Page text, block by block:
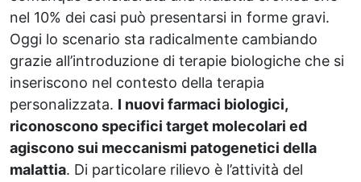
nel 10% dei casi può presentarsi in forme gravi.
Oggi lo scenario sta radicalmente cambiando
grazie all’introduzione di terapie biologiche che si
inseriscono nel contesto della terapia
personalizzata. I nuovi farmaci biologici,
riconoscono specifici target molecolari ed
agiscono sui meccanismi patogenetici della
malattia. Di particolare rilievo è l’attività del